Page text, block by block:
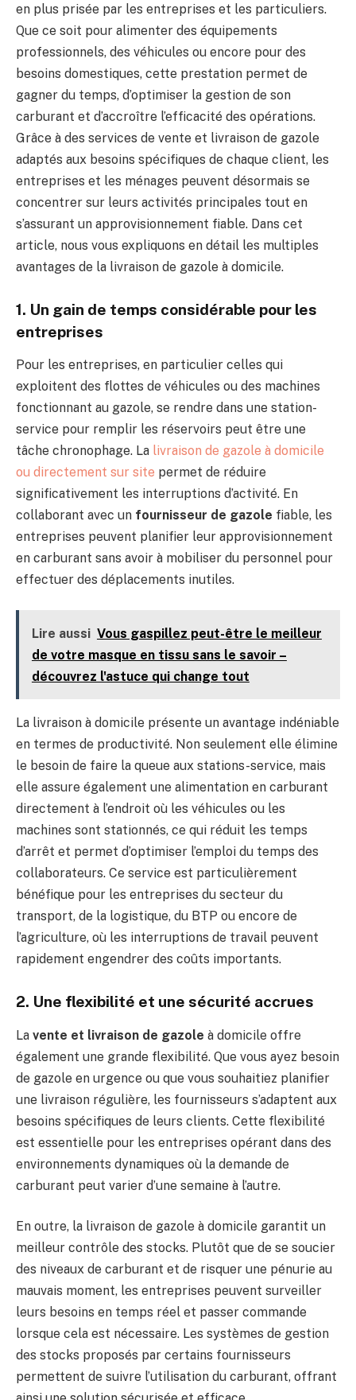
en plus prisée par les entreprises et les particuliers.
Que ce soit pour alimenter des équipements
professionnels, des véhicules ou encore pour des
besoins domestiques, cette prestation permet de
gagner du temps, d’optimiser la gestion de son
carburant et d’accroître l’efficacité des opérations.
Grâce à des services de vente et livraison de gazole
adaptés aux besoins spécifiques de chaque client, les
entreprises et les ménages peuvent désormais se
concentrer sur leurs activités principales tout en
s’assurant un approvisionnement fiable. Dans cet
article, nous vous expliquons en détail les multiples
avantages de la livraison de gazole à domicile.
1. Un gain de temps considérable pour les
entreprises
Pour les entreprises, en particulier celles qui
exploitent des flottes de véhicules ou des machines
fonctionnant au gazole, se rendre dans une station-
service pour remplir les réservoirs peut être une
tâche chronophage. La livraison de gazole à domicile
ou directement sur site permet de réduire
significativement les interruptions d’activité. En
collaborant avec un fournisseur de gazole fiable, les
entreprises peuvent planifier leur approvisionnement
en carburant sans avoir à mobiliser du personnel pour
effectuer des déplacements inutiles.
Lire aussi Vous gaspillez peut-être le meilleur
de votre masque en tissu sans le savoir –
découvrez l'astuce qui change tout
La livraison à domicile présente un avantage indéniable
en termes de productivité. Non seulement elle élimine
le besoin de faire la queue aux stations-service, mais
elle assure également une alimentation en carburant
directement à l’endroit où les véhicules ou les
machines sont stationnés, ce qui réduit les temps
d’arrêt et permet d’optimiser l’emploi du temps des
collaborateurs. Ce service est particulièrement
bénéfique pour les entreprises du secteur du
transport, de la logistique, du BTP ou encore de
l’agriculture, où les interruptions de travail peuvent
rapidement engendrer des coûts importants.
2. Une flexibilité et une sécurité accrues
La vente et livraison de gazole à domicile offre
également une grande flexibilité. Que vous ayez besoin
de gazole en urgence ou que vous souhaitiez planifier
une livraison régulière, les fournisseurs s’adaptent aux
besoins spécifiques de leurs clients. Cette flexibilité
est essentielle pour les entreprises opérant dans des
environnements dynamiques où la demande de
carburant peut varier d’une semaine à l’autre.
En outre, la livraison de gazole à domicile garantit un
meilleur contrôle des stocks. Plutôt que de se soucier
des niveaux de carburant et de risquer une pénurie au
mauvais moment, les entreprises peuvent surveiller
leurs besoins en temps réel et passer commande
lorsque cela est nécessaire. Les systèmes de gestion
des stocks proposés par certains fournisseurs
permettent de suivre l’utilisation du carburant, offrant